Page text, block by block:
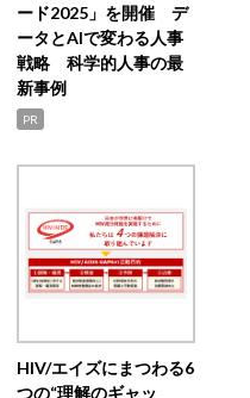
ード2025」を開催 デ
ータとAIで変わる人事
戦略 科学的人事の最
新事例
PR
HIV/エイズにまつわる6
つの“理解のギャッ